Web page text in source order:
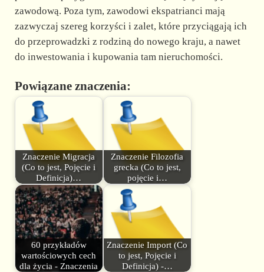
zawodową. Poza tym, zawodowi ekspatrianci mają
zazwyczaj szereg korzyści i zalet, które przyciągają ich
do przeprowadzki z rodziną do nowego kraju, a nawet
do inwestowania i kupowania tam nieruchomości.
Powiązane znaczenia:
Znaczenie Migracja
(Co to jest, Pojęcie i
Definicja)…
Znaczenie Filozofia
grecka (Co to jest,
pojęcie i…
60 przykładów
wartościowych cech
dla życia - Znaczenia
Znaczenie Import (Co
to jest, Pojęcie i
Definicja) -…